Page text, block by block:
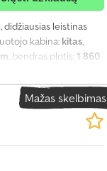
, didžiausias leistinas
kabina: kitas,
, bendras plotis:1 860
imobilaizerio
oro pagalvė,
kontrolė, vairo
Mažas skelbimas